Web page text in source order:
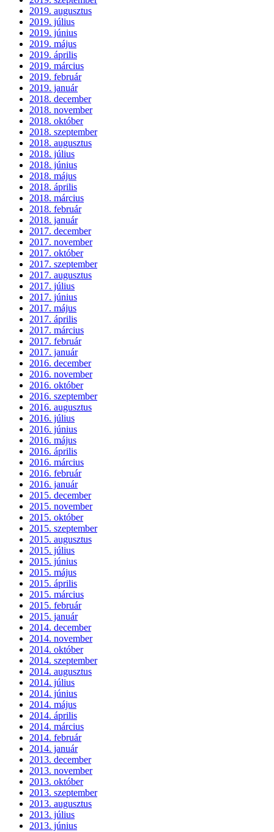
2019. augusztus
2019. július
2019. június
2019. május
2019. április
2019. március
2019. február
2019. január
2018. december
2018. november
2018. október
2018. szeptember
2018. augusztus
2018. július
2018. június
2018. május
2018. április
2018. március
2018. február
2018. január
2017. december
2017. november
2017. október
2017. szeptember
2017. augusztus
2017. július
2017. június
2017. május
2017. április
2017. március
2017. február
2017. január
2016. december
2016. november
2016. október
2016. szeptember
2016. augusztus
2016. július
2016. június
2016. május
2016. április
2016. március
2016. február
2016. január
2015. december
2015. november
2015. október
2015. szeptember
2015. augusztus
2015. július
2015. június
2015. május
2015. április
2015. március
2015. február
2015. január
2014. december
2014. november
2014. október
2014. szeptember
2014. augusztus
2014. július
2014. június
2014. május
2014. április
2014. március
2014. február
2014. január
2013. december
2013. november
2013. október
2013. szeptember
2013. augusztus
2013. július
2013. június